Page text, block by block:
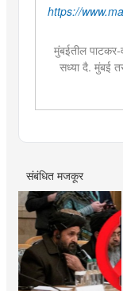
https://
मुंबईतील पाटकर-
सध्या दै. मुंबई
लिखाण,
इतिहास,
संबंधित मजकूर